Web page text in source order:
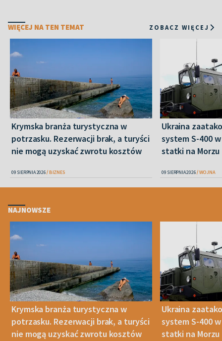
WIĘCEJ NA TEN TEMAT ZOBACZ WIĘCEJ
Krymska branża turystyczna w
potrzasku. Rezerwacji brak, a turyści
nie mogą uzyskać zwrotu kosztów
09 SIERPNIA 2026 BIZNES
Ukraina
system S-400
statki na Morzu
09 SIERPNIA 2026 WOJNA
NAJNOWSZE
Krymska branża turystyczna w
potrzasku. Rezerwacji brak, a turyści
nie mogą uzyskać zwrotu kosztów
Ukraina
system S-400
statki na Morzu